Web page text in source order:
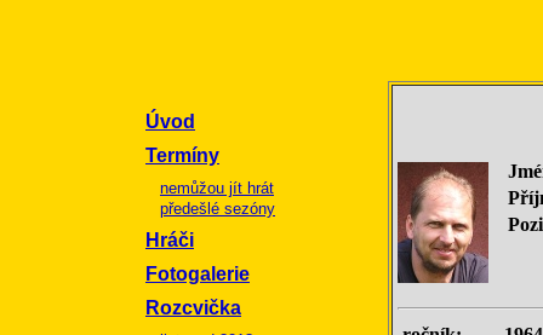
Úvod
Termíny
nemůžou jít hrát
předešlé sezóny
Hráči
Fotogalerie
Rozcvička